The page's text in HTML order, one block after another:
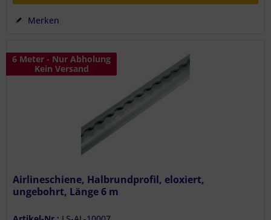
Merken
6 Meter - Nur Abholung
Kein Versand
Airlineschiene, Halbrundprofil, eloxiert,
ungebohrt, Länge 6 m